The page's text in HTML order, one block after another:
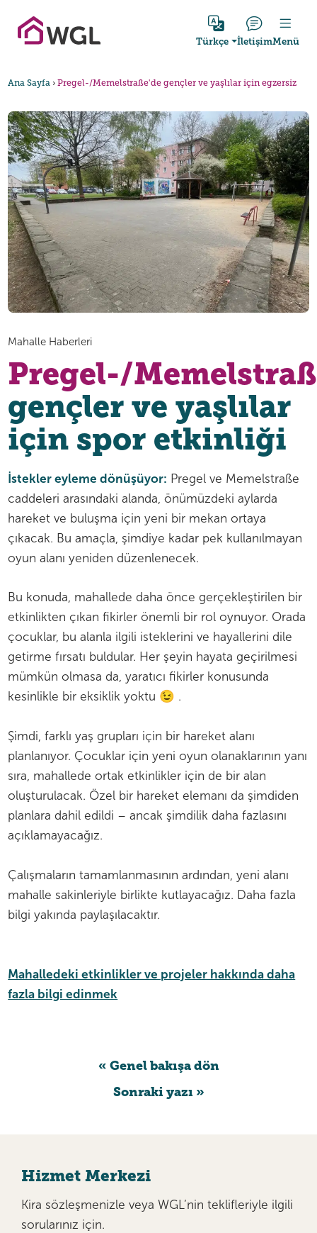
İçeriğe git
Türkçe İletişimMenü
Ana Sayfa ›Pregel-/Memelstraße'de gençler ve yaşlılar için egzersiz
Mahalle Haberleri
Pregel-/
gençler ve yaşlılar
için spor etkinliği
İstekler eyleme dönüşüyor: Pregel ve Memelstraße
caddeleri arasındaki alanda, önümüzdeki aylarda
hareket ve buluşma için yeni bir mekan ortaya
çıkacak. Bu amaçla, şimdiye kadar pek kullanılmayan
oyun alanı yeniden düzenlenecek.
Bu konuda, mahallede daha önce gerçekleştirilen bir
etkinlikten çıkan fikirler önemli bir rol oynuyor. Orada
çocuklar, bu alanla ilgili isteklerini ve hayallerini dile
getirme fırsatı buldular. Her şeyin hayata geçirilmesi
mümkün olmasa da, yaratıcı fikirler konusunda
kesinlikle bir eksiklik yoktu 😉 .
Şimdi, farklı yaş grupları için bir hareket alanı
planlanıyor. Çocuklar için yeni oyun olanaklarının yanı
sıra, mahallede ortak etkinlikler için de bir alan
oluşturulacak. Özel bir hareket elemanı da şimdiden
planlara dahil edildi – ancak şimdilik daha fazlasını
açıklamayacağız.
Çalışmaların tamamlanmasının ardından, yeni alanı
mahalle sakinleriyle birlikte kutlayacağız. Daha fazla
bilgi yakında paylaşılacaktır.
Mahalledeki etkinlikler ve projeler hakkında daha
fazla bilgi edinmek
« Genel bakışa dön
Sonraki yazı »
Hizmet Merkezi
Kira sözleşmenizle veya WGL’nin teklifleriyle ilgili
sorularınız için.